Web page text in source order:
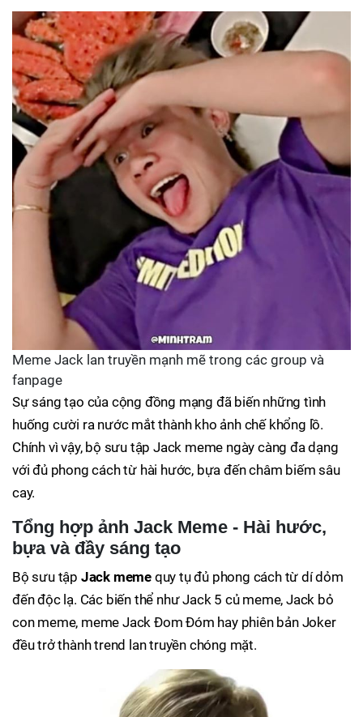
Meme Jack lan truyền mạnh mẽ trong các group và
fanpage
Sự sáng tạo của cộng đồng mạng đã biến những tình
huống cười ra nước mắt thành kho ảnh chế khổng lồ.
Chính vì vậy, bộ sưu tập Jack meme ngày càng đa dạng
với đủ phong cách từ hài hước, bựa đến châm biếm sâu
cay.
Tổng hợp ảnh Jack Meme - Hài hước,
bựa và đầy sáng tạo
Bộ sưu tập Jack meme quy tụ đủ phong cách từ dí dỏm
đến độc lạ. Các biến thể như Jack 5 củ meme, Jack bỏ
con meme, meme Jack Đom Đóm hay phiên bản Joker
đều trở thành trend lan truyền chóng mặt.